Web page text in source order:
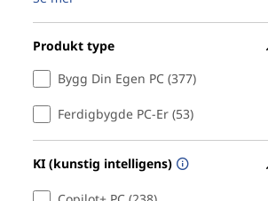
Produkt type
Bygg Din Egen PC (377)
Ferdigbygde PC-Er (53)
KI (kunstig intelligens)